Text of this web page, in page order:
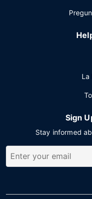
La
Sign
Stay informed